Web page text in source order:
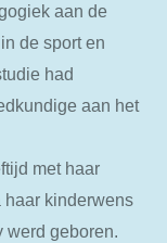
aan de
de sport en
had
aan het
met haar
haar kinderwens
werd geboren.